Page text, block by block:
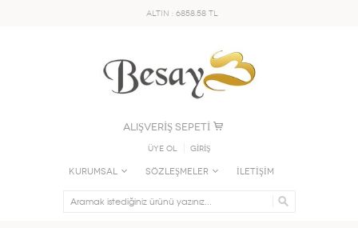
ALTIN : 6858.58 TL
ALIŞVERİŞ SEPETİ
Üye Ol GİRİŞ
KURUMSAL SÖZLEŞMELER İLETİŞİM